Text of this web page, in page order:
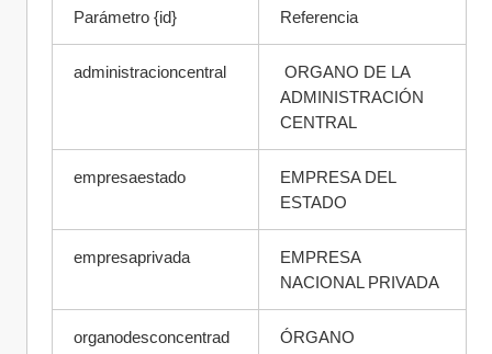
Parámetro {id} Referencia
administracioncentral
ADMINISTRACIÓN
CENTRAL
empresaestado
EMPRESA DEL
ESTADO
empresaprivada
EMPRESA
NACIONAL PRIVADA
organodesconcentrad
ÓRGANO